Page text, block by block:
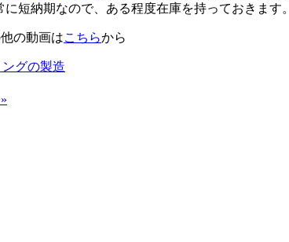
短納期なので、ある程度在庫を持っておきます。
の動画はこちらから
グの製造